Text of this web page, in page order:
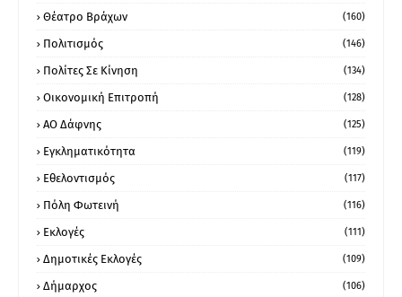
Θέατρο Βράχων (160)
Πολιτισμός (146)
Πολίτες Σε Κίνηση (134)
Οικονομική Επιτροπή (128)
ΑΟ Δάφνης (125)
Εγκληματικότητα (119)
Εθελοντισμός (117)
Πόλη Φωτεινή (116)
Εκλογές (111)
Δημοτικές Εκλογές (109)
Δήμαρχος (106)